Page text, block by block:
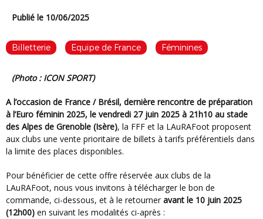
Publié le 10/06/2025
Billetterie Equipe de France Féminines
(photo : ICON SPORT)
A l’occasion de France / Brésil, dernière rencontre de préparation
à l’Euro féminin 2025, le vendredi 27 juin 2025 à 21h10 au stade
des Alpes de Grenoble (Isère), la FFF et la LAuRAFoot proposent
aux clubs une vente prioritaire de billets à tarifs préférentiels dans
la limite des places disponibles.
Pour bénéficier de cette offre réservée aux clubs de la
LAuRAFoot, nous vous invitons à télécharger le bon de
commande, ci-dessous, et à le retourner avant le 10 juin 2025
(12h00) en suivant les modalités ci-après :